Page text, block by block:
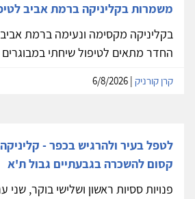
משמרות בקליניקה ברמת אביב
בקליניקה מקסימה ונעימה ברמת
החדר מתאים לטיפול שיחתי במבוגרים
קרן קורניק
לטפל בעיר ולהרגיש בכפר - קליניקה
קסום להשכרה בגבעתיים גבול ת'א
פנויות ססיות ראשון ושלישי בוקר, שני